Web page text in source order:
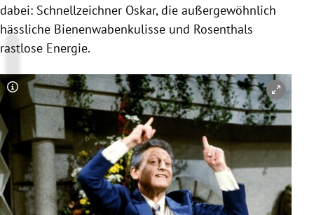
dabei: Schnellzeichner Oskar, die außergewöhnlich
hässliche Bienenwabenkulisse und Rosenthals
rastlose Energie.
Copyright-Hinweis öffnen/schließen